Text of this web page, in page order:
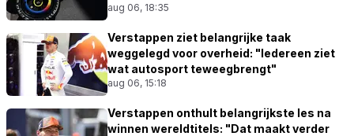
aug 06, 18:35
Verstappen ziet belangrijke taak
weggelegd voor overheid: "Iedereen ziet
wat autosport teweegbrengt"
aug 06, 15:18
Verstappen onthult belangrijkste les na
winnen wereldtitels: "Dat maakt verder